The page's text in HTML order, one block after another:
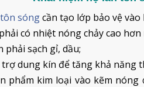
sóngcần tạo lớp bảo vệ
có nhiệt nóng chảy cao
phải sạch gỉ, dầu;
dung kín để tăng khả năng
phẩm kim loại vào kẽm